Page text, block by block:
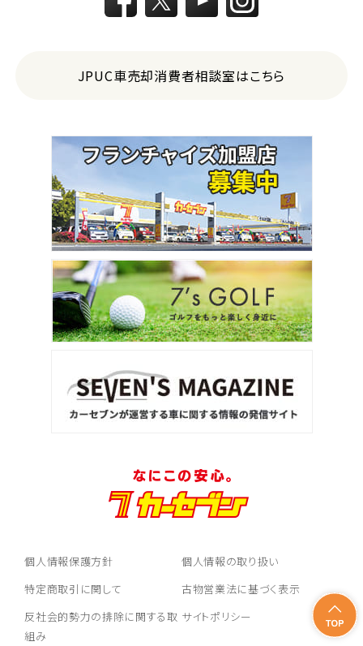
JPUC車売却消費者相談室はこちら
個人情報保護方針
個人情報の取り扱い
特定商取引に関して
古物営業法に基づく表示
反社会的勢力の排除に関する取
組み
サイトポリシー